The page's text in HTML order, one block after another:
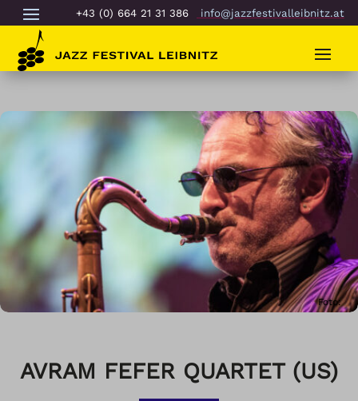
+43 (0) 664 21 31 386 info@jazzfestivalleibnitz.at
Foto:
AVRAM FEFER QUARTET (US)